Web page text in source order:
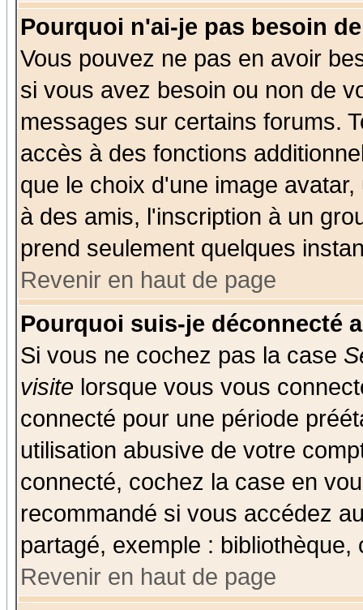
Pourquoi n'ai-je pas besoin
Vous pouvez ne pas en avoir
si vous avez besoin ou non de
messages sur certains forums.
accès à des fonctions
que le choix d'une image
à des amis, l'inscription à un
prend seulement quelques
Revenir en haut de page
Pourquoi suis-je déconnecté
Si vous ne cochez pas la case
visite lorsque vous vous
connecté pour une période
utilisation abusive de votre
connecté, cochez la case en
recommandé si vous accédez
partagé, exemple :
Revenir en haut de page